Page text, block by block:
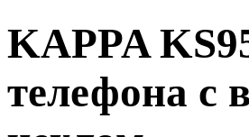
KAPPA
телефона с